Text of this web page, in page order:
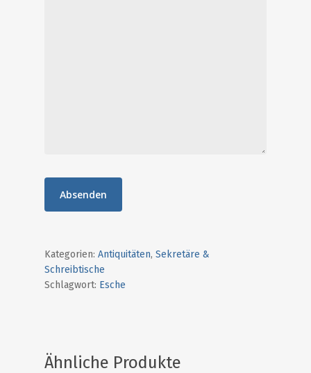
Kategorien: Antiquitäten, Sekretäre &
Schreibtische
Schlagwort: Esche
Ähnliche Produkte